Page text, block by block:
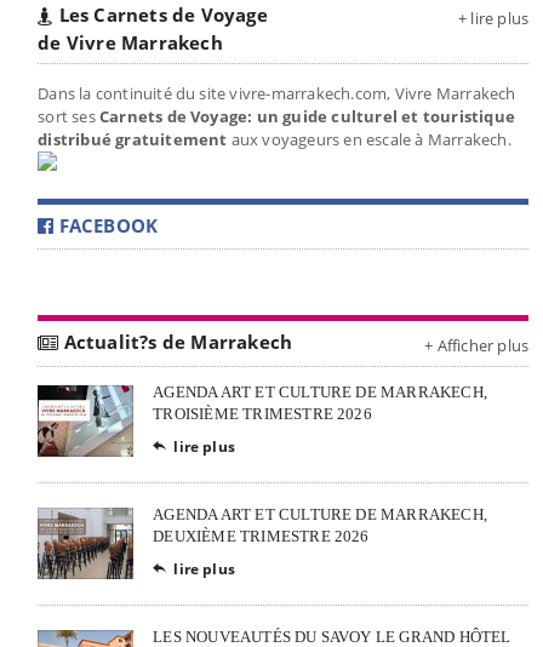
Les Carnets de Voyage
de Vivre Marrakech
+ lire plus
Dans la continuité du site vivre-marrakech.com, Vivre Marrakech
sort sesCarnets de Voyage: un guide culturel et touristique
distribué gratuitement aux voyageurs en escale à Marrakech.
FACEBOOK
Actualit?s de Marrakech + Afficher plus
AGENDA ART ET CULTURE DE MARRAKECH,
TROISIÈME TRIMESTRE 2026
 lire plus
AGENDA ART ET CULTURE DE MARRAKECH,
DEUXIÈME TRIMESTRE 2026
 lire plus
LES NOUVEAUTÉS DU SAVOY LE GRAND HÔTEL